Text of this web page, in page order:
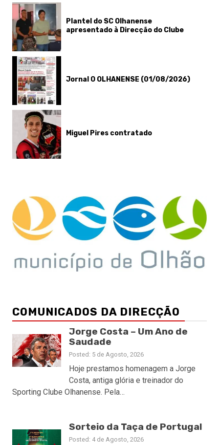
Plantel do SC Olhanense
apresentado à Direcção do Clube
Jornal O OLHANENSE (01/08/2026)
Miguel Pires contratado
COMUNICADOS DA DIRECÇÃO
Jorge Costa – Um Ano de
Saudade
Posted: 5 de Agosto, 2026
Hoje prestamos homenagem a Jorge
Costa, antiga glória e treinador do
Sporting Clube Olhanense. Pela…
Sorteio da Taça de Portugal
Posted: 4 de Agosto, 2026